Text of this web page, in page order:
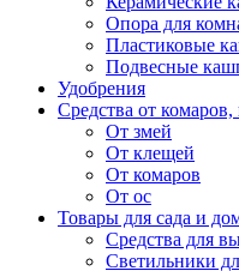
Опора для
Пластиковые
Подвесные
Удобрения
Средства от
От змей
От клещей
От комаров
От ос
Товары для сада и
Средства для
Светильники